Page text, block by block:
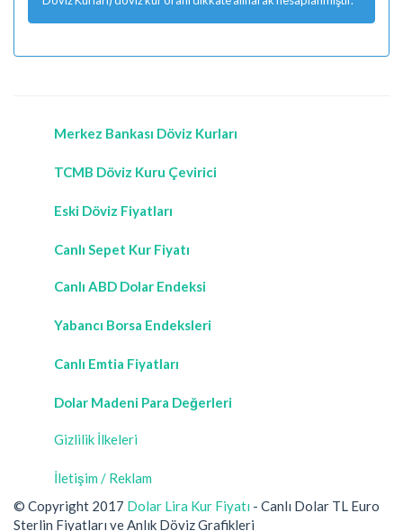
Merkez Bankası Döviz Kurları
TCMB Döviz Kuru Çevirici
Eski Döviz Fiyatları
Canlı Sepet Kur Fiyatı
Canlı ABD Dolar Endeksi
Yabancı Borsa Endeksleri
Canlı Emtia Fiyatları
Dolar Madeni Para Değerleri
Gizlilik İlkeleri
İletişim / Reklam
© Copyright 2017 Dolar Lira Kur Fiyatı - Canlı Dolar TL Euro
Sterlin Fiyatları ve Anlık Döviz Grafikleri